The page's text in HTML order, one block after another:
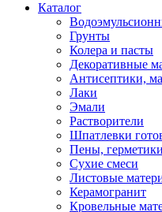
Каталог
Грунты
Колера и пасты
Декоративные
Антисептики,
Лаки
Эмали
Растворители
Шпатлевки
Пены,
Сухие смеси
Листовые
Керамогранит
Кровельные